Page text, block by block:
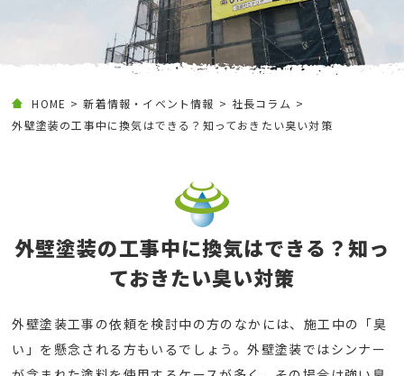
HOME 新着情報・イベント情報
社長コラム
外壁塗装の工事中に換気はできる？知っておきたい臭い対策
外壁塗装の工事中に換気はできる？知っ
ておきたい臭い対策
外壁塗装工事の依頼を検討中の方のなかには、施工中の「臭
い」を懸念される方もいるでしょう。外壁塗装ではシンナー